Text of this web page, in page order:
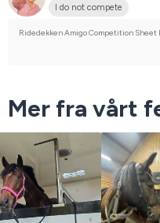
I do not compete
Ridedekken Amigo Competition Sheet
Mer fra vårt